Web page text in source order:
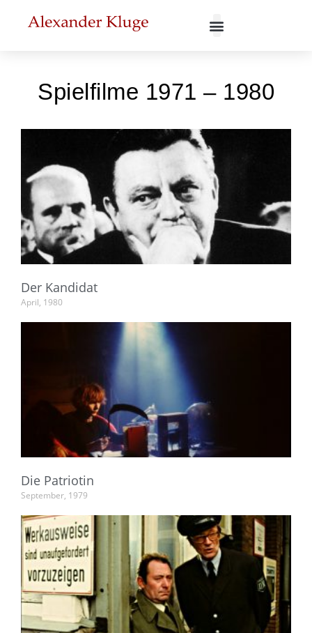
Spielfilme 1971 – 1980
Der Kandidat
April, 1980
Die Patriotin
September, 1979